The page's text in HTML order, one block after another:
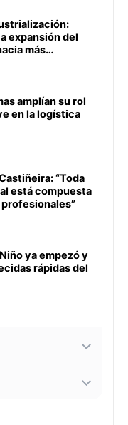
expansión del
más
amplían su rol
en la logística
“Toda
está compuesta
ya empezó y
rápidas del
ganan terreno en